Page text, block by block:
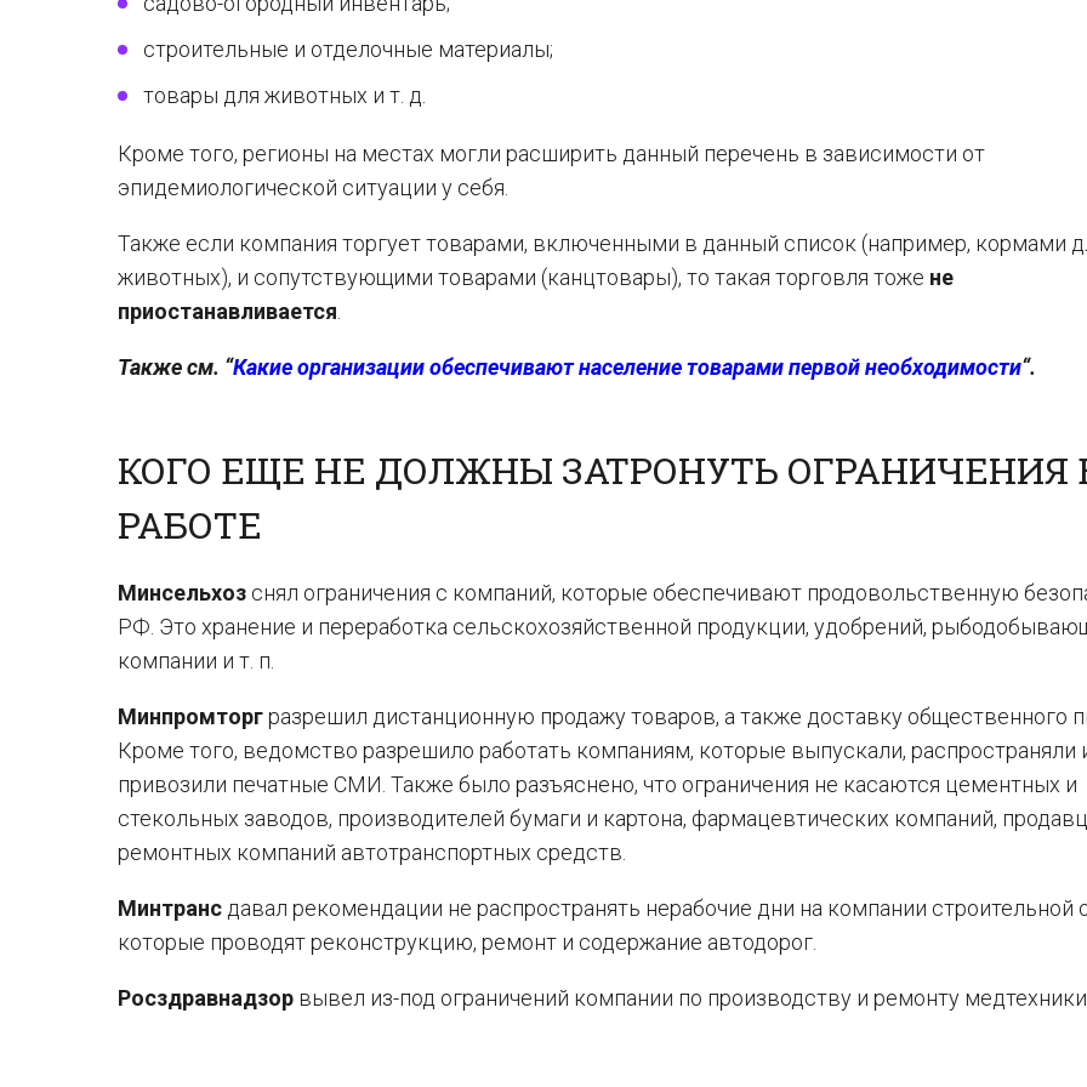
строительные и отделочные материалы;
товары для животных и т. д.
Кроме того, регионы на местах могли расширить данный перечень в зависимости от
эпидемиологической ситуации у себя.
Также если компания торгует товарами, включенными в данный список (например, кормами
животных), и сопутствующими товарами (канцтовары), то такая торговля тоже не
приостанавливается
Также см. “Какие организации обеспечивают население товарами первой необходимости“.
КОГО ЕЩЕ НЕ ДОЛЖНЫ ЗАТРОНУТЬ ОГРАНИЧЕНИЯ
РАБОТЕ
Минсельхоз снял ограничения с компаний, которые обеспечивают продовольственную
РФ. Это хранение и переработка сельскохозяйственной продукции, удобрений,
компании и т. п.
Минпромторгразрешил дистанционную продажу товаров, а также доставку общественного
Кроме того, ведомство разрешило работать компаниям, которые выпускали, распространяли
привозили печатные СМИ. Также было разъяснено, что ограничения не касаются цементных и
стекольных заводов, производителей бумаги и картона, фармацевтических компаний,
ремонтных компаний автотранспортных средств.
Минтранс давал рекомендации не распространять нерабочие дни на компании строительной
которые проводят реконструкцию, ремонт и содержание автодорог.
Росздравнадзор вывел из-под ограничений компании по производству и ремонту